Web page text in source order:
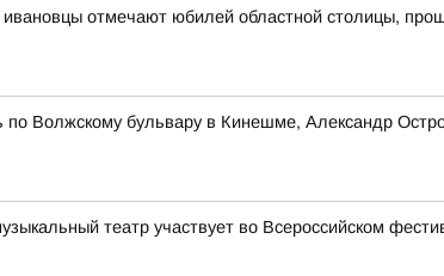
ивановцы отмечают юбилей областной столицы,
по Волжскому бульвару в Кинешме, Александр
театр участвует во Всероссийском